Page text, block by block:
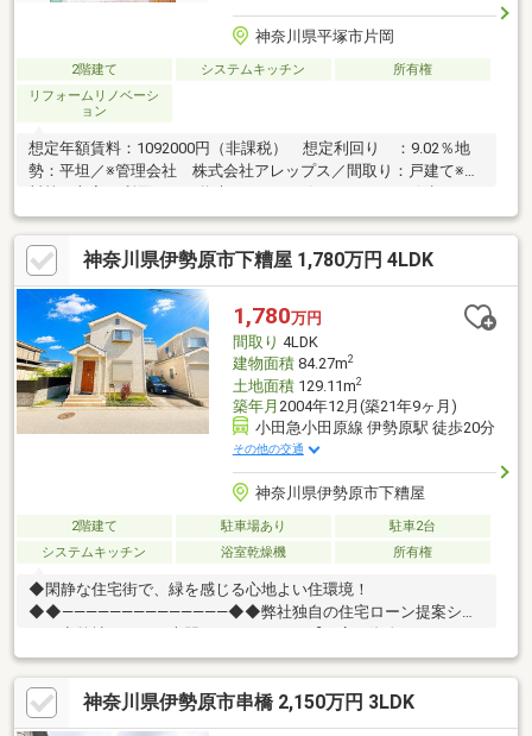
神奈川県平塚市片岡
2階建て システムキッチン
所有権
リフォームリノベーシ
ョン
想定年額賃料：1092000円（非課税） 想定利回り ：9.02％地
勢：平坦／※管理会社 株式会社アレップス／間取り：戸建て※賃
料等の収入や利回りは、将来にわたり、得られることを保証する
ものではありません。※賃料等は、賃貸中のものについては現在
の賃料等で、新築および空室または一部空き有のものについて
は、周辺の賃料相場に基づき満室となった場合を想定して表示し
ています。※利回りは、現況または満室想定時の賃料等の収入に
基づく単純利回り（賃料等の年間合計金額÷ 販売価格（税込）
×100%）で、公租公課や維持管理費等の必要経費は控除されてい
ません。
神奈川県伊勢原市下糟屋 1,780万円 4LDK
1,780万円
間取り 4LDK
建物面積84.27m2
土地面積129.11m2
築年月 2004年12月(築21年9ヶ月)
小田急小田原線 伊勢原駅 徒歩20分
その他の交通
神奈川県伊勢原市下糟屋
2階建て 駐車場あり
駐車2台
システムキッチン
浴室乾燥機 所有権
◆閑静な住宅街で、緑を感じる心地よい住環境！
◆◆――――――――――――――◆◆弊社独自の住宅ローン提案シス
ス】【ＦＰ提案書の作成】を随時行っております。意外に知らな
いお客様が多い【定年時の住宅ローン残高】【住宅購入者だけが
加入できる無料の生命保険】【１３年間もらえる、国からの特別
ボーナス】これから多くなる【教育費】住宅を買った後から始ま
神奈川県伊勢原市串橋 2,150万円 3LDK